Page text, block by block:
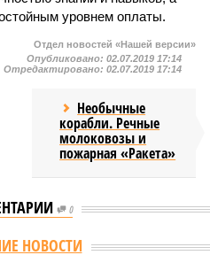
уровнем оплаты.
Отдел новостей «Нашей версии»
Опубликовано: 02.07.2019 17:14
Отредактировано: 02.07.2019 17:14
Необычные
корабли. Речные
молоковозы и
пожарная «Ракета»
0
жить сотни лет, но этого никогда не